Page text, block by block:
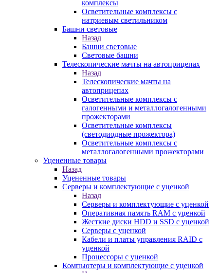
комплексы
Осветительные комплексы с
натриевым светильником
Башни световые
Назад
Башни световые
Световые башни
Телескопические мачты на автоприцепах
Назад
Телескопические мачты на
автоприцепах
Осветительные комплексы с
галогенными и металлогалогенными
прожекторами
Осветительные комплексы
(светодиодные прожектора)
Осветительные комплексы с
металлогалогенными прожекторами
Уцененные товары
Назад
Уцененные товары
Серверы и комплектующие с уценкой
Назад
Серверы и комплектующие с уценкой
Оперативная память RAM с уценкой
Жесткие диски HDD и SSD с уценкой
Серверы с уценкой
Кабели и платы управления RAID с
уценкой
Процессоры с уценкой
Компьютеры и комплектующие с уценкой